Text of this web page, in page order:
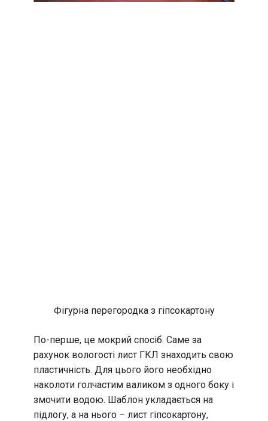
Фігурна перегородка з гіпсокартону
По-перше, це мокрий спосіб. Саме за
рахунок вологості лист ГКЛ знаходить свою
пластичність. Для цього його необхідно
наколоти голчастим валиком з одного боку і
змочити водою. Шаблон укладається на
підлогу, а на нього – лист гіпсокартону,